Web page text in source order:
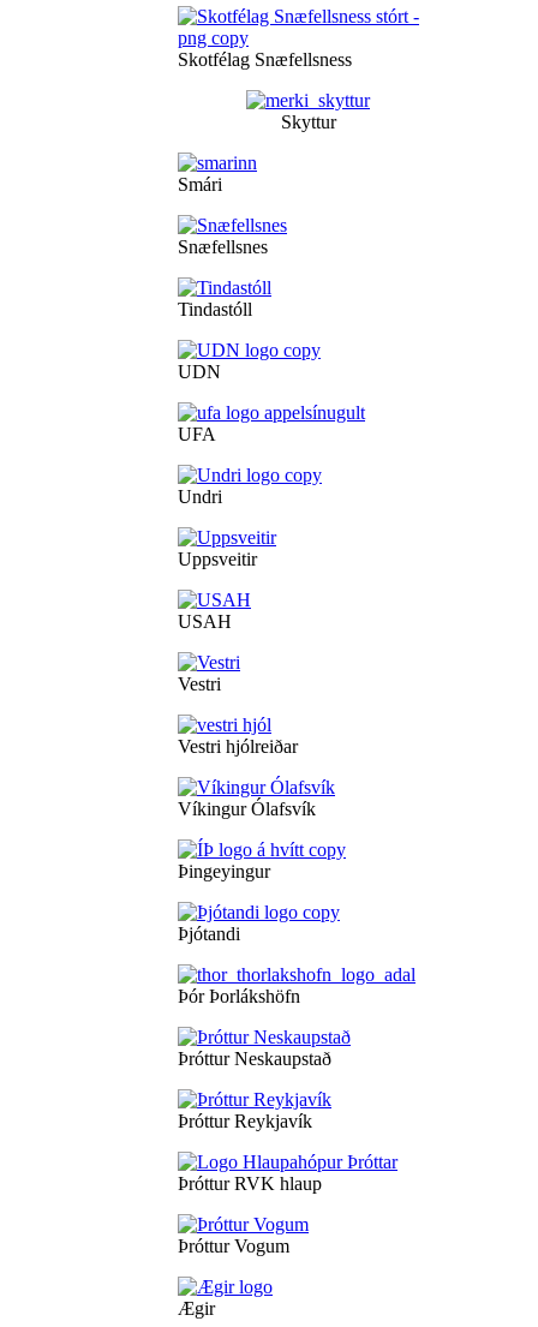
Skotfélag Snæfellsness
Skyttur
Smári
Snæfellsnes
Tindastóll
UDN
UFA
Undri
Uppsveitir
USAH
Vestri
Vestri hjólreiðar
Víkingur Ólafsvík
Þingeyingur
Þjótandi
Þór Þorlákshöfn
Þróttur Neskaupstað
Þróttur Reykjavík
Þróttur RVK hlaup
Þróttur Vogum
Ægir